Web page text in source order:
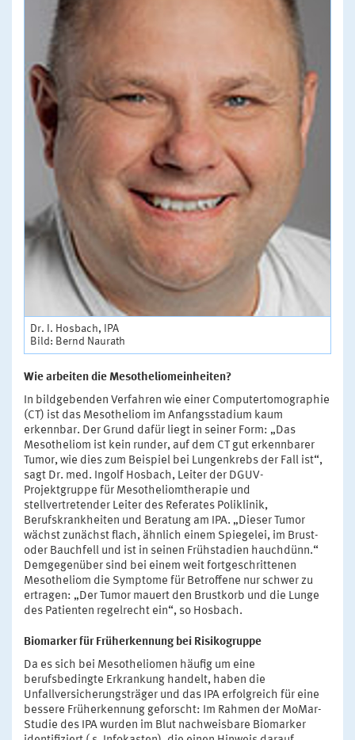
Dr. I. Hosbach, IPA
Bild: Bernd Naurath
Wie arbeiten die Mesotheliomeinheiten?
In bildgebenden Verfahren wie einer Computertomographie
(CT) ist das Mesotheliom im Anfangsstadium kaum
erkennbar. Der Grund dafür liegt in seiner Form: „Das
Mesotheliom ist kein runder, auf dem CT gut erkennbarer
Tumor, wie dies zum Beispiel bei Lungenkrebs der Fall ist“,
sagt Dr. med. Ingolf Hosbach, Leiter der DGUV-
Projektgruppe für Mesotheliomtherapie und
stellvertretender Leiter des Referates Poliklinik,
Berufskrankheiten und Beratung am IPA. „Dieser Tumor
wächst zunächst flach, ähnlich einem Spiegelei, im Brust-
oder Bauchfell und ist in seinen Frühstadien hauchdünn.“
Demgegenüber sind bei einem weit fortgeschrittenen
Mesotheliom die Symptome für Betroffene nur schwer zu
ertragen: „Der Tumor mauert den Brustkorb und die Lunge
des Patienten regelrecht ein“, so Hosbach.
Biomarker für Früherkennung bei Risikogruppe
Da es sich bei Mesotheliomen häufig um eine
berufsbedingte Erkrankung handelt, haben die
Unfallversicherungsträger und das IPA erfolgreich für eine
bessere Früherkennung geforscht: Im Rahmen der MoMar-
Studie des IPA wurden im Blut nachweisbare Biomarker